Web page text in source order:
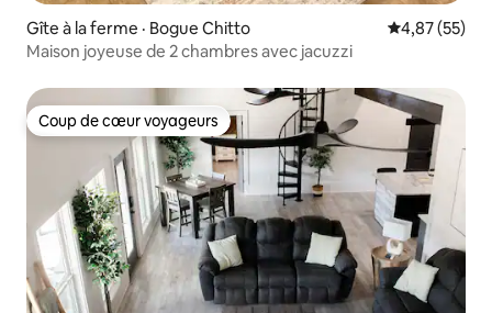
Gîte à la ferme · Bogue Chitto Note
4,87 (55)
Maison joyeuse de 2 chambres avec jacuzzi
Coup de cœur voyageurs
Coup de cœur voyageurs